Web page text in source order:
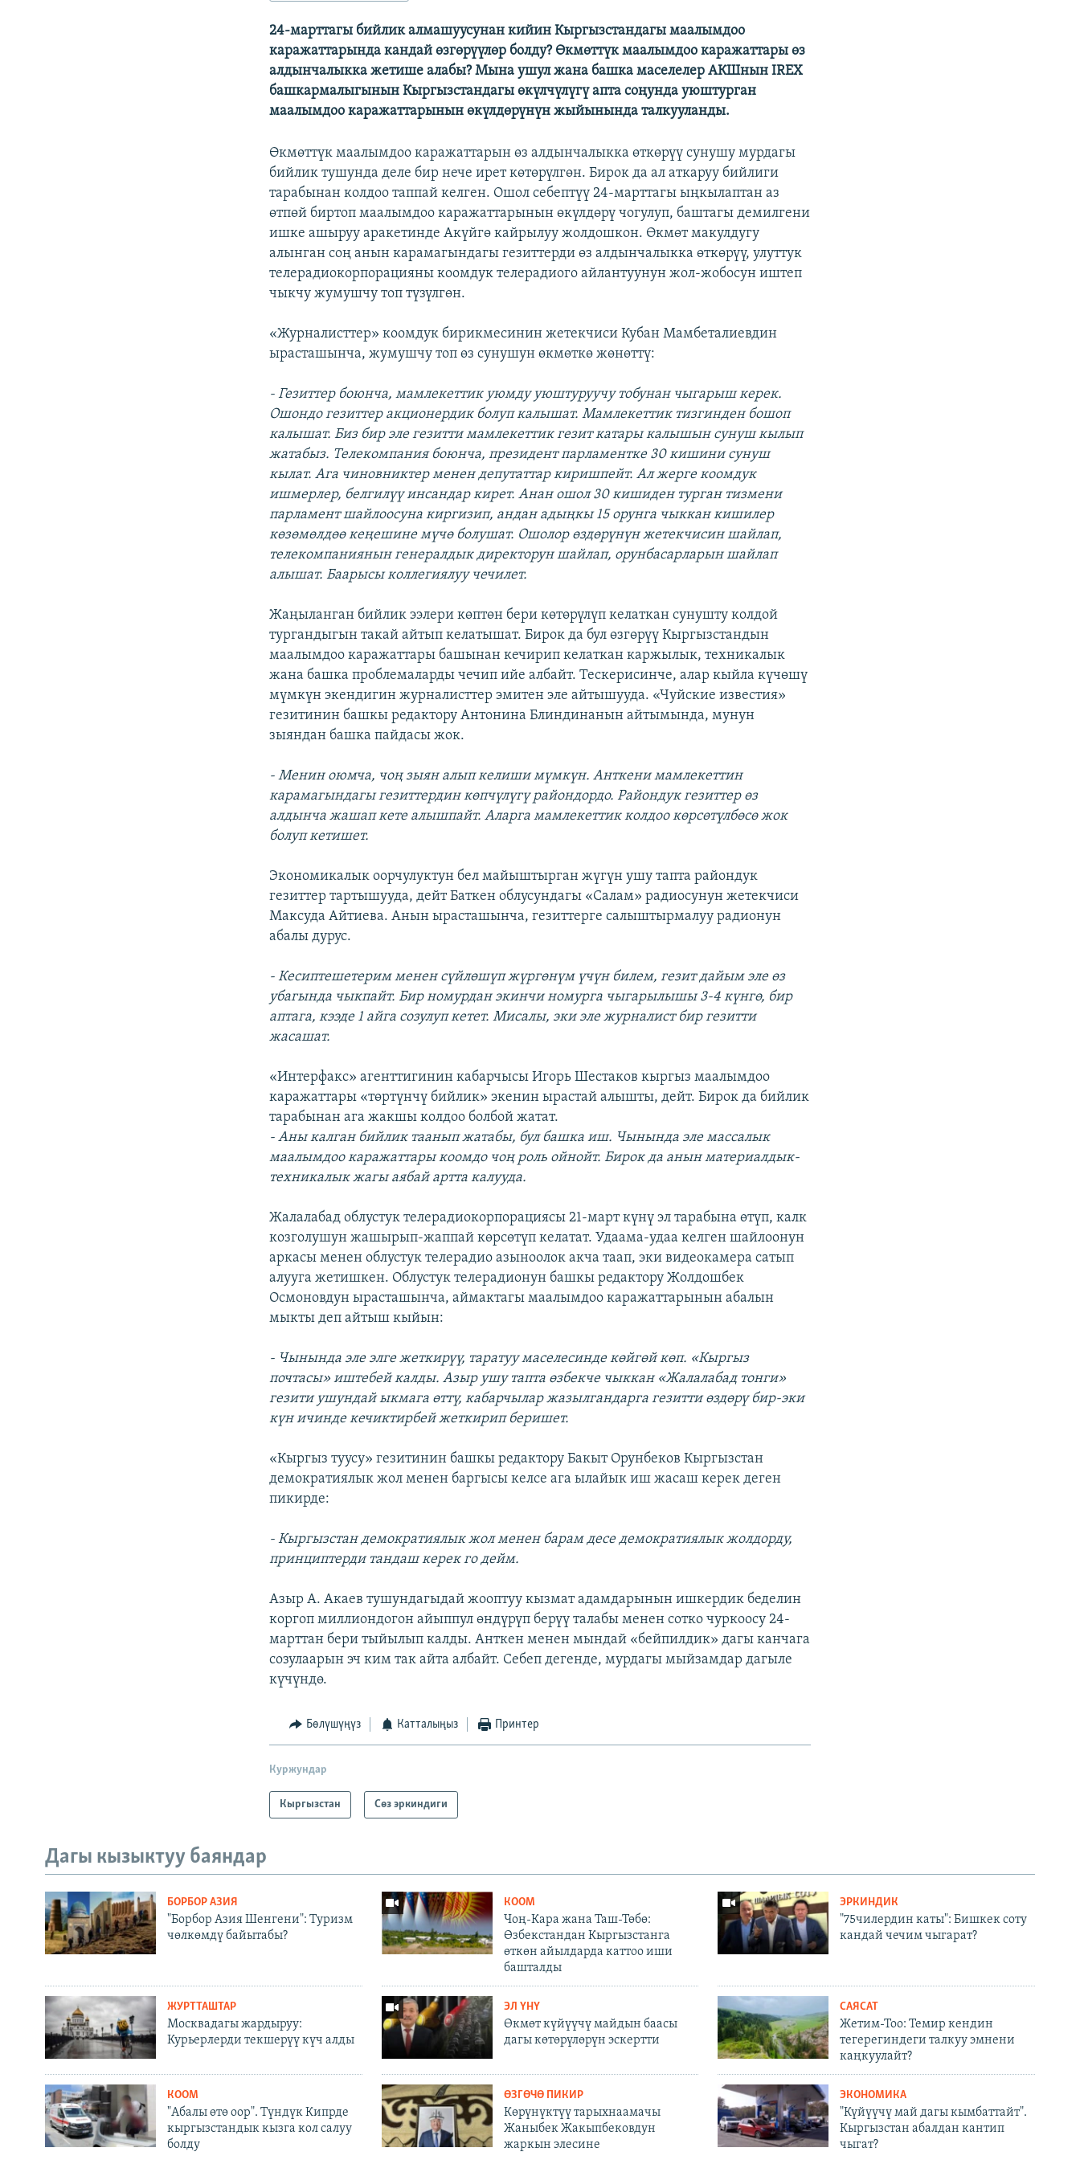
24-марттагы бийлик алмашуусунан кийин Кыргызстандагы маалымдоо
каражаттарында кандай өзгөрүүлөр болду? Өкмөттүк маалымдоо каражаттары өз
алдынчалыкка жетише алабы? Мына ушул жана башка маселелер АКШнын IREX
башкармалыгынын Кыргызстандагы өкүлчүлүгү апта соңунда уюштурган
маалымдоо каражаттарынын өкүлдөрүнүн жыйынында талкууланды.
Өкмөттүк маалымдоо каражаттарын өз алдынчалыкка өткөрүү сунушу мурдагы
бийлик тушунда деле бир нече ирет көтөрүлгөн. Бирок да ал аткаруу бийлиги
тарабынан колдоо таппай келген. Ошол себептүү 24-марттагы ыңкылаптан аз
өтпөй биртоп маалымдоо каражаттарынын өкүлдөрү чогулуп, баштагы демилгени
ишке ашыруу аракетинде Акүйгө кайрылуу жолдошкон. Өкмөт макулдугу
алынган соң анын карамагындагы гезиттерди өз алдынчалыкка өткөрүү, улуттук
телерадиокорпорацияны коомдук телерадиого айлантуунун жол-жобосун иштеп
чыкчу жумушчу топ түзүлгөн.
«Журналисттер» коомдук бирикмесинин жетекчиси Кубан Мамбеталиевдин
ырасташынча, жумушчу топ өз сунушун өкмөткө жөнөттү:
- Гезиттер боюнча, мамлекеттик уюмду уюштуруучу тобунан чыгарыш керек.
Ошондо гезиттер акционердик болуп калышат. Мамлекеттик тизгинден бошоп
калышат. Биз бир эле гезитти мамлекеттик гезит катары калышын сунуш кылып
жатабыз. Телекомпания боюнча, президент парламентке 30 кишини сунуш
кылат. Ага чиновниктер менен депутаттар киришпейт. Ал жерге коомдук
ишмерлер, белгилүү инсандар кирет. Анан ошол 30 кишиден турган тизмени
парламент шайлоосуна киргизип, андан адыңкы 15 орунга чыккан кишилер
көзөмөлдөө кеңешине мүчө болушат. Ошолор өздөрүнүн жетекчисин шайлап,
телекомпаниянын генералдык директорун шайлап, орунбасарларын шайлап
алышат. Баарысы коллегиялуу чечилет.
Жаңыланган бийлик ээлери көптөн бери көтөрүлүп келаткан сунушту колдой
тургандыгын такай айтып келатышат. Бирок да бул өзгөрүү Кыргызстандын
маалымдоо каражаттары башынан кечирип келаткан каржылык, техникалык
жана башка проблемаларды чечип ийе албайт. Тескерисинче, алар кыйла күчөшү
мүмкүн экендигин журналисттер эмитен эле айтышууда. «Чуйские известия»
гезитинин башкы редактору Антонина Блиндинанын айтымында, мунун
зыяндан башка пайдасы жок.
- Менин оюмча, чоң зыян алып келиши мүмкүн. Анткени мамлекеттин
карамагындагы гезиттердин көпчүлүгү райондордо. Райондук гезиттер өз
алдынча жашап кете алышпайт. Аларга мамлекеттик колдоо көрсөтүлбөсө жок
болуп кетишет.
Экономикалык оорчулуктун бел майыштырган жүгүн ушу тапта райондук
гезиттер тартышууда, дейт Баткен облусундагы «Салам» радиосунун жетекчиси
Максуда Айтиева. Анын ырасташынча, гезиттерге салыштырмалуу радионун
абалы дурус.
- Кесиптешетерим менен сүйлөшүп жүргөнүм үчүн билем, гезит дайым эле өз
убагында чыкпайт. Бир номурдан экинчи номурга чыгарылышы 3-4 күнгө, бир
аптага, кээде 1 айга созулуп кетет. Мисалы, эки эле журналист бир гезитти
жасашат.
«Интерфакс» агенттигинин кабарчысы Игорь Шестаков кыргыз маалымдоо
каражаттары «төртүнчү бийлик» экенин ырастай алышты, дейт. Бирок да бийлик
тарабынан ага жакшы колдоо болбой жатат.
- Aны калган бийлик таанып жатабы, бул башка иш. Чынында эле массалык
маалымдоо каражаттары коомдо чоң роль ойнойт. Бирок да анын материалдык-
техникалык жагы аябай артта калууда.
Жалалабад облустук телерадиокорпорациясы 21-март күнү эл тарабына өтүп, калк
козголушун жашырып-жаппай көрсөтүп келатат. Удаама-удаа келген шайлоонун
аркасы менен облустук телерадио азыноолок акча таап, эки видеокамера сатып
алууга жетишкен. Облустук телерадионун башкы редактору Жолдошбек
Осмоновдун ырасташынча, аймактагы маалымдоо каражаттарынын абалын
мыкты деп айтыш кыйын:
- Чынында эле элге жеткирүү, таратуу маселесинде көйгөй көп. «Кыргыз
почтасы» иштебей калды. Азыр ушу тапта өзбекче чыккан «Жалалабад тонги»
гезити ушундай ыкмага өттү, кабарчылар жазылгандарга гезитти өздөрү бир-эки
күн ичинде кечиктирбей жеткирип беришет.
«Кыргыз туусу» гезитинин башкы редактору Бакыт Орунбеков Кыргызстан
демократиялык жол менен баргысы келсе ага ылайык иш жасаш керек деген
пикирде:
- Кыргызстан демократиялык жол менен барам десе демократиялык жолдорду,
принциптерди тандаш керек го дейм.
Азыр А. Акаев тушундагыдай жооптуу кызмат адамдарынын ишкердик беделин
коргоп миллиондогон айыппул өндүрүп берүү талабы менен сотко чуркоосу 24-
марттан бери тыйылып калды. Анткен менен мындай «бейпилдик» дагы канчага
созулаарын эч ким так айта албайт. Себеп дегенде, мурдагы мыйзамдар дагыле
күчүндө.
Бөлүшүңүз Катталыңыз Принтер
Куржундар
Кыргызстан Сөз эркиндиги
Дагы кызыктуу баяндар
БОРБОР АЗИЯ
"Борбор Азия Шенгени": Туризм
чөлкөмдү байытабы?
КООМ
Чоң-Кара жана Таш-Төбө:
Өзбекстандан Кыргызстанга
өткөн айылдарда каттоо иши
башталды
ЭРКИНДИК
"75чилердин каты": Бишкек соту
кандай чечим чыгарат?
ЖУРТТАШТАР
Москвадагы жардыруу:
Курьерлерди текшерүү күч алды
ЭЛ ҮНҮ
Өкмөт күйүүчү майдын баасы
дагы көтөрүлөрүн эскертти
САЯСАТ
Жетим-Тоо: Темир кендин
тегерегиндеги талкуу эмнени
каңкуулайт?
КООМ
"Абалы өтө оор". Түндүк Кипрде
кыргызстандык кызга кол салуу
болду
ӨЗГӨЧӨ ПИКИР
Көрүнүктүү тарыхнаамачы
Жаныбек Жакыпбековдун
жаркын элесине
ЭКОНОМИКА
"Күйүүчү май дагы кымбаттайт".
Кыргызстан абалдан кантип
чыгат?